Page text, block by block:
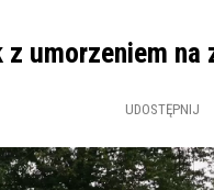
umorzeniem na
UDOSTĘPNIJ